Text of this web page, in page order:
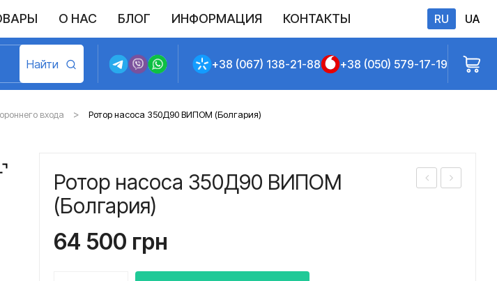
О НАС БЛОГ ИНФОРМАЦИЯ КОНТАКТЫ RU UA
+38 (067) 138-21-88 +38 (050) 579-17-19
входа Ротор насоса 350Д90 ВИПОМ (Болгария)
Ротор насоса 350Д90 ВИПОМ
(Болгария)
64 500 грн